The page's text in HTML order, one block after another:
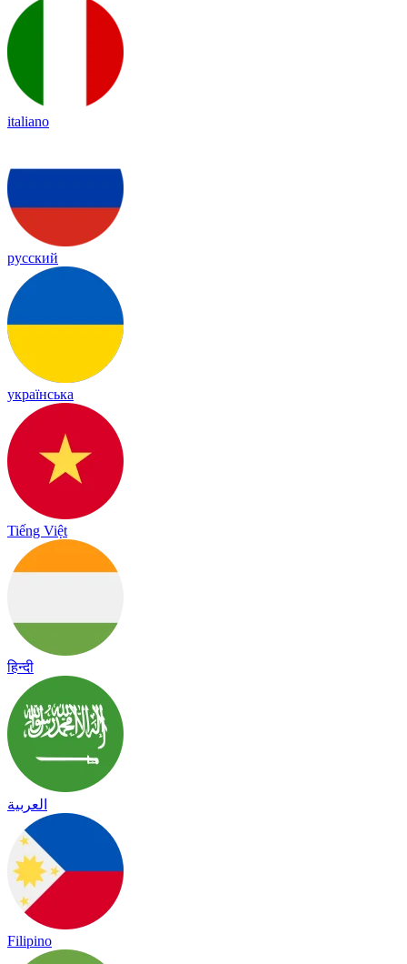
italiano
русский
українська
Tiếng Việt
हिन्दी
العربية
Filipino